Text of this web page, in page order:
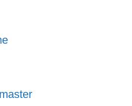
interressant
de